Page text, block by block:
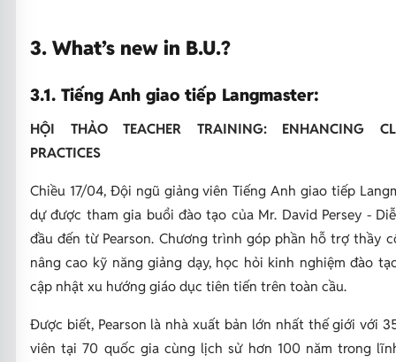
3. What’s new in B.U.?
3.1. Tiếng Anh giao tiếp Langmaster:
HỘI THẢO TEACHER TRAINING: ENHANCING
PRACTICES
Chiều 17/04, Đội ngũ giảng viên Tiếng Anh giao tiếp
dự được tham gia buổi đào tạo của Mr. David Persey -
đầu đến từ Pearson. Chương trình góp phần hỗ trợ thầy
nâng cao kỹ năng giảng dạy, học hỏi kinh nghiệm đào
cập nhật xu hướng giáo dục tiên tiến trên toàn cầu.
Được biết, Pearson là nhà xuất bản lớn nhất thế giới với
viên tại 70 quốc gia cùng lịch sử hơn 100 năm trong